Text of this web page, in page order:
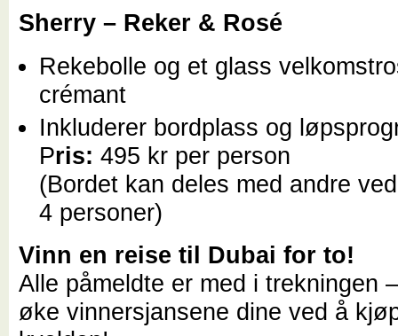
Sherry – Reker & Rosé
Rekebolle og et glass
crémant
Inkluderer bordplass og
Pris: 495 kr per person
(Bordet kan deles med andre
4 personer)
Vinn en reise til Dubai for to!
Alle påmeldte er med i trekningen
øke vinnersjansene dine ved å